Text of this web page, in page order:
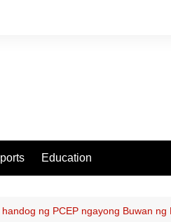
Education
ng PCEP ngayong Buwan ng